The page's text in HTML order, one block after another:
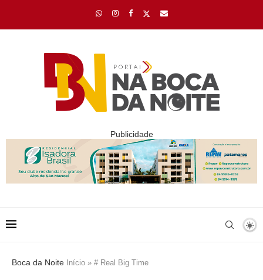
Publicidade
Boca da Noite Início » # Real Big Time